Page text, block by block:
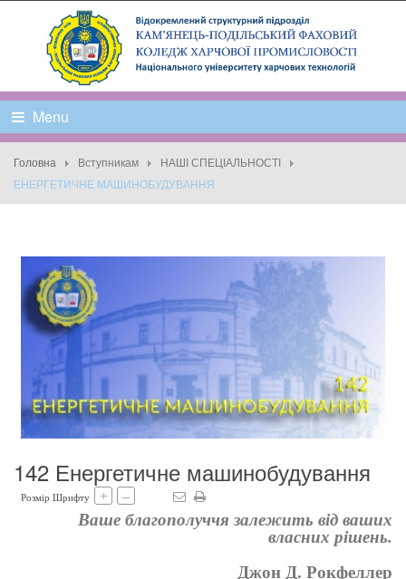
Menu
Головна Вступникам
НАШІ СПЕЦІАЛЬНОСТІ
ЕНЕРГЕТИЧНЕ МАШИНОБУДУВАННЯ
142 Енергетичне машинобудування
Розмір Шрифту + –
Ваше благополуччя залежить від ваших
власних рішень.
Джон Д. Рокфеллер